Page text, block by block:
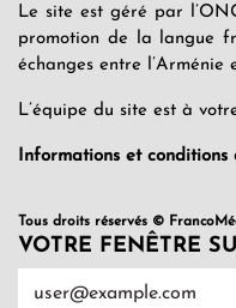
Le site est géré par
promotion de la langue
échanges entre
L’équipe du site est à
Informations et conditions
Tous droits réservés ©
VOTRE FENÊTRE